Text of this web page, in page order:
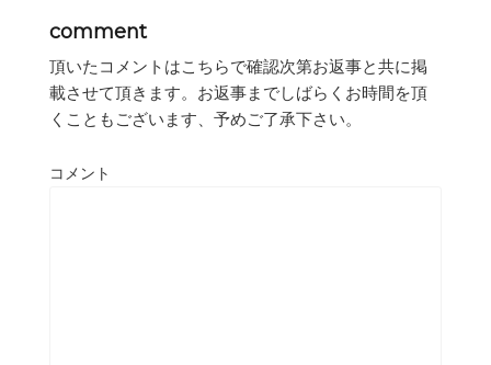
comment
頂いたコメントはこちらで確認次第お返事と共に掲
載させて頂きます。お返事までしばらくお時間を頂
くこともございます、予めご了承下さい。
コメント